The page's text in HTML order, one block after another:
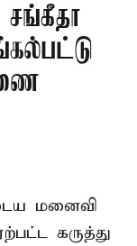
மனைவி
கருத்து